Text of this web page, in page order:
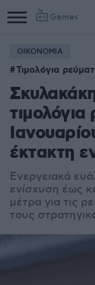
Games
ΟΙΚΟΝΟΜΙΑ
Τιμολόγια
έκτακτη
Ενεργειακά
ενίσχυση έως
μέτρα για τις
τους